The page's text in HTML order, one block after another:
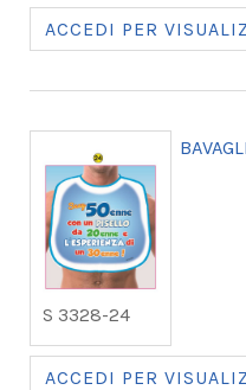
ACCEDI PER
S 3328-24
ACCEDI PER